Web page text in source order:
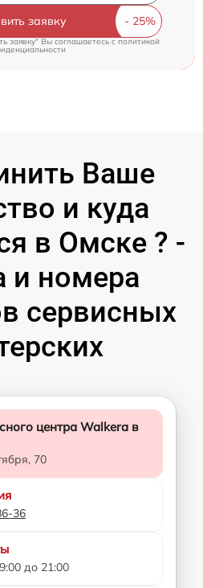
заявку
заявку" Вы соглашаетесь cполитикой
Ваше
и куда
в Омске ? -
и номера
сервисных
центра Walkera в
70
36
до 21:00